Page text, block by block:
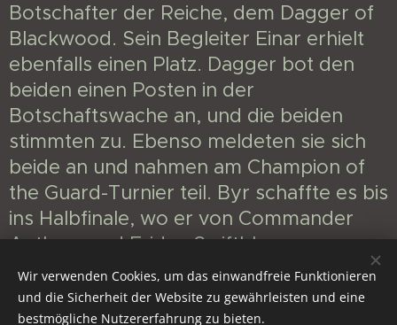
Botschafter der Reiche, dem Dagger of
Blackwood. Sein Begleiter Einar erhielt
ebenfalls einen Platz. Dagger bot den
beiden einen Posten in der
Botschaftswache an, und die beiden
stimmten zu. Ebenso meldeten sie sich
beide an und nahmen am Champion of
the Guard-Turnier teil. Byr schaffte es bis
ins Halbfinale, wo er von Commander
Anthem und Eridan Swiftblane
ausgeschieden wurde.
Wir verwenden Cookies, um das einwandfreie Funktionieren
und die Sicherheit der Website zu gewährleisten und eine
bestmögliche Nutzererfahrung zu bieten.